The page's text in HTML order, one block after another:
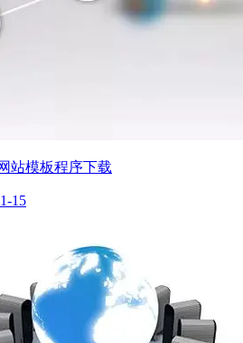
站模板程序下载
15